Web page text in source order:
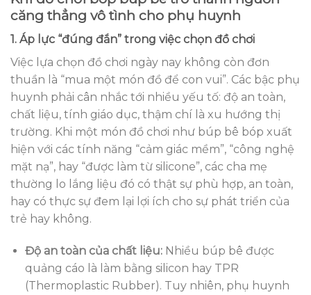
căng thẳng vô tình cho phụ huynh
1. Áp lực “đúng đắn” trong việc chọn đồ chơi
Việc lựa chọn đồ chơi ngày nay không còn đơn
thuần là “mua một món đồ để con vui”. Các bậc phụ
huynh phải cân nhắc tới nhiều yếu tố: độ an toàn,
chất liệu, tính giáo dục, thậm chí là xu hướng thị
trường. Khi một món đồ chơi như búp bê bóp xuất
hiện với các tính năng “cảm giác mềm”, “công nghệ
mặt nạ”, hay “được làm từ silicone”, các cha mẹ
thường lo lắng liệu đó có thật sự phù hợp, an toàn,
hay có thực sự đem lại lợi ích cho sự phát triển của
trẻ hay không.
Độ an toàn của chất liệu:Nhiều búp bê được
quảng cáo là làm bằng silicon hay TPR
(Thermoplastic Rubber). Tuy nhiên, phụ huynh